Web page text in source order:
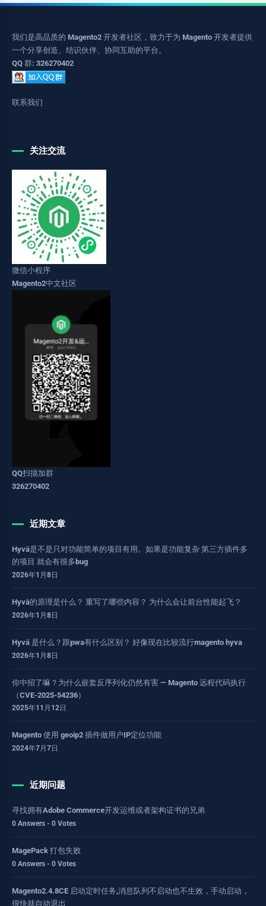
我们是高品质的 Magento2 开发者社区，致力于为 Magento 开发者提供
一个分享创造、结识伙伴、协同互助的平台。
QQ 群: 326270402
联系我们
关注交流
微信小程序
Magento2中文社区
QQ扫描加群
326270402
近期文章
Hyvä是不是只对功能简单的项目有用。如果是功能复杂 第三方插件多
的项目 就会有很多bug
2026年1月8日
Hyvä的原理是什么？ 重写了哪些内容？ 为什么会让前台性能起飞？
2026年1月8日
Hyvä 是什么？跟pwa有什么区别？ 好像现在比较流行magento hyva
2026年1月8日
你中招了嘛？为什么嵌套反序列化仍然有害 — Magento 远程代码执行
（CVE-2025-54236）
2025年11月12日
Magento 使用 geoip2 插件做用户IP定位功能
2024年7月7日
近期问题
寻找拥有Adobe Commerce开发运维或者架构证书的兄弟
0 Answers - 0 Votes
MagePack 打包失败
0 Answers - 0 Votes
Magento2.4.8CE 启动定时任务,消息队列不启动也不生效，手动启动，
很快就自动退出